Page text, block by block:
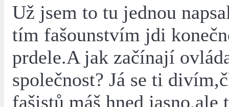
Už jsem to tu jednou
tím fašounstvím jdi
prdele.A jak začínají
společnost? Já se ti
fašistů máš hned jasno,ale